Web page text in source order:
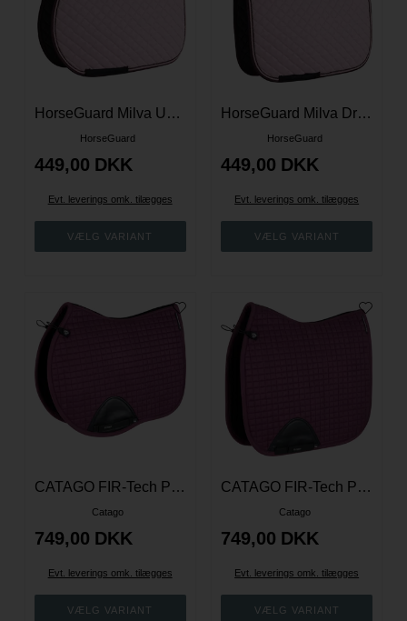
HorseGuard Milva Underlag - Winsome Orchid
HorseGuard
449,00 DKK
Evt. leverings omk. tilægges
HorseGuard Milva Dressur Underlag - Winsome Orchid
HorseGuard
449,00 DKK
Evt. leverings omk. tilægges
CATAGO FIR-Tech Performance springunderlag - Plum Perfect
Catago
749,00 DKK
Evt. leverings omk. tilægges
CATAGO FIR-Tech Performance dressurunderlag - Plum Perfect
Catago
749,00 DKK
Evt. leverings omk. tilægges